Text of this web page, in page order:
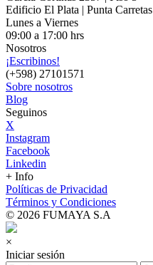
Edificio El Plata | Punta Carretas
Lunes a Viernes
09:00 a 17:00 hrs
Nosotros
¡Escribinos!
(+598) 27101571
Sobre nosotros
Blog
Seguinos
X
Instagram
Facebook
Linkedin
+ Info
Políticas de Privacidad
Términos y Condiciones
© 2026 FUMAYA S.A
×
Iniciar sesión